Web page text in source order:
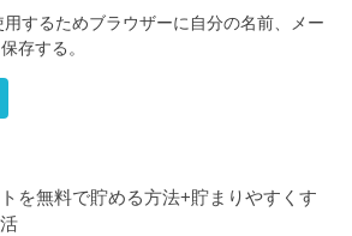
するためブラウザーに自分の名前、メー
存する。
を無料で貯める方法+貯まりやすくす